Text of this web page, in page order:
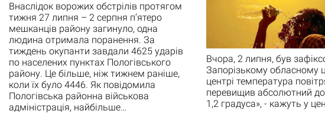
Внаслідок ворожих обстрілів протягом
тижня 27 липня – 2 серпня п’ятеро
мешканців району загинуло, одна
людина отримала поранення. За
тиждень окупанти завдали 4625 ударів
по населених пунктах Пологівського
району. Це більше, ніж тижнем раніше,
коли їх було 4446. Як повідомила
Пологівська районна військова
адміністрація, найбільше…
Вчора, 2 липня, був
Запорізькому обласному
центрі температура
перевищив абсолютний
1,2 градуса», - кажуть у